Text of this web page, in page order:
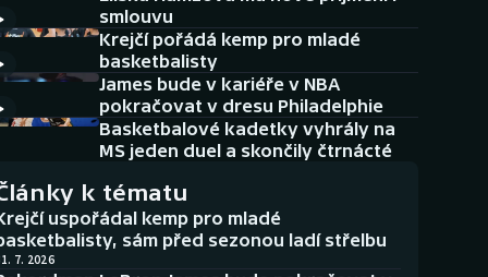
Aplikace ČT sport
AZ kvíz
smlouvu
Krejčí pořádá kemp pro mladé
basketbalisty
James bude v kariéře v NBA
pokračovat v dresu Philadelphie
Basketbalové kadetky vyhrály na
MS jeden duel a skončily čtrnácté
k tématu
uspořádal kemp pro mladé
sám před sezonou ladí střelbu
7. 2026